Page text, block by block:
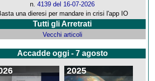
n.4139 del 16-07-2026
una dieresi per mandare in crisi l'app IO
Tutti gli Arretrati
Vecchi articoli
Accadde oggi - 7 agosto
2025